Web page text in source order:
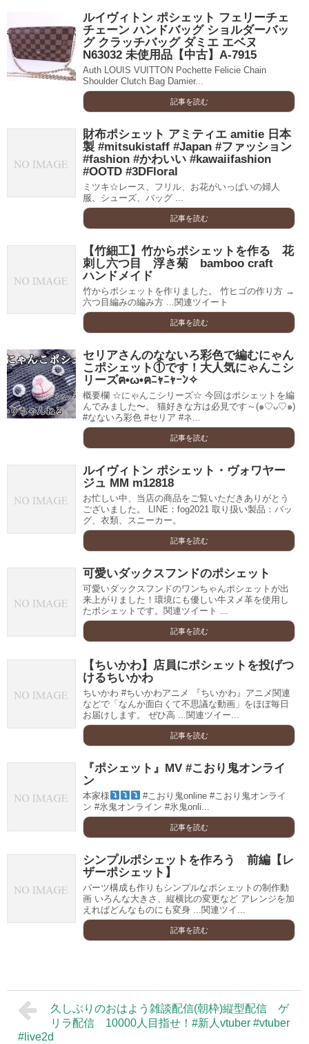
ルイヴィトン ポシェット フェリーチェ
チェーン ハンドバッグ ショルダーバッ
グ クラッチバッグ ダミエ エベヌ
N63032 未使用品【中古】A-7915
Auth LOUIS VUITTON Pochette Felicie Chain
Shoulder Clutch Bag Damier...
記事を読む
財布ポシェット アミティエ amitie 日本
製 #mitsukistaff #Japan #ファッション
#fashion #かわいい #kawaiifashion
#OOTD #3DFloral
ミツキ☆レース、フリル、お花がいっぱいの婦人
服、シューズ、バッグ ...
記事を読む
【竹細工】竹からポシェットを作る 花
刺し六つ目 浮き菊 bamboo craft
ハンドメイド
竹からポシェットを作りました。 竹ヒゴの作り方 →
六つ目編みの編み方 ...関連ツイート
記事を読む
セリアさんのなないろ彩色で編むにゃん
こポシェット①です！大人気にゃんこシ
リーズฅ•ω•ฅﾆｬﾆｬｰﾝ✧
概要欄 ☆にゃんこシリーズ☆ 今回はポシェットを編
んでみました〜。 猫好きな方は必見です～(๑♡ᴗ♡๑)
#なないろ彩色 #セリア #ネ...
記事を読む
ルイヴィトン ポシェット・ヴォワヤー
ジュ MM m12818
お忙しい中、当店の商品をご覧いただきありがとう
ございました。 LINE：fog2021 取り扱い製品：バッ
グ、衣類、スニーカー。
記事を読む
可愛いダックスフンドのポシェット
可愛いダックスフンドのワンちゃんポシェットが出
来上がりました！環境にも優しい牛ヌメ革を使用し
たポシェットです。関連ツイート ...
記事を読む
【ちいかわ】店員にポシェットを投げつ
けるちいかわ
ちいかわ #ちいかわアニメ 『ちいかわ』アニメ関連
などで「なんか面白くて不思議な動画」をほぼ毎日
お届けします。 ぜひ高 ...関連ツイー...
記事を読む
『ポシェット』MV #こおり鬼オンライ
ン
本家様
#こおり鬼online #こおり鬼オンライ
ン #氷鬼オンライン #氷鬼onli...
記事を読む
シンプルポシェットを作ろう 前編【レ
ザーポシェット】
パーツ構成も作りもシンプルなポシェットの制作動
画 いろんな大きさ、縦横比の変更など アレンジを加
えればどんなものにも変身 ...関連ツイ...
記事を読む
久しぶりのおはよう雑談配信(朝枠)縦型配信 ゲ
リラ配信 10000人目指せ！#新人vtuber #vtuber
#live2d